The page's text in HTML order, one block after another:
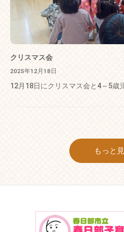
クリスマス会
2025年12月18日
12月18日にクリスマス会と4～5歳
もっと